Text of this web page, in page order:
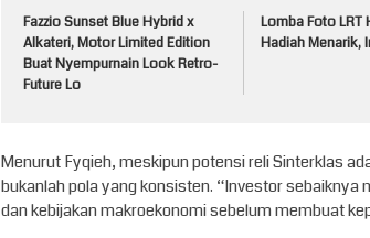
Fazzio Sunset Blue Hybrid x
Alkateri, Motor Limited Edition
Buat Nyempurnain Look Retro-
Future Lo
Lomba Foto LRT
Hadiah Menarik,
Menurut Fyqieh, meskipun potensi reli Sinterklas
bukanlah pola yang konsisten. “Investor
dan kebijakan makroekonomi sebelum membuat